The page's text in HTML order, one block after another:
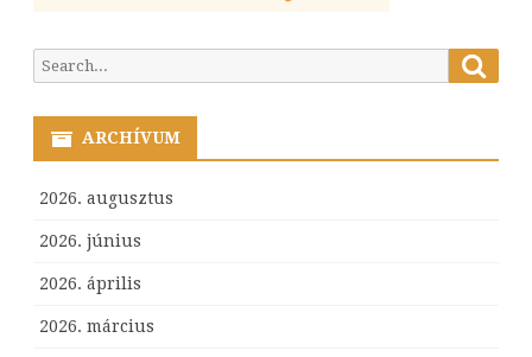
Search
ARCHÍVUM
2026. augusztus
2026. június
2026. április
2026. március